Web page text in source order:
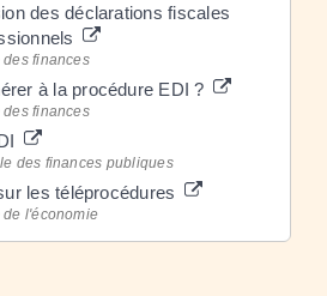
des déclarations fiscales
finances
à la procédure EDI ?
finances
des finances publiques
les téléprocédures
l'économie